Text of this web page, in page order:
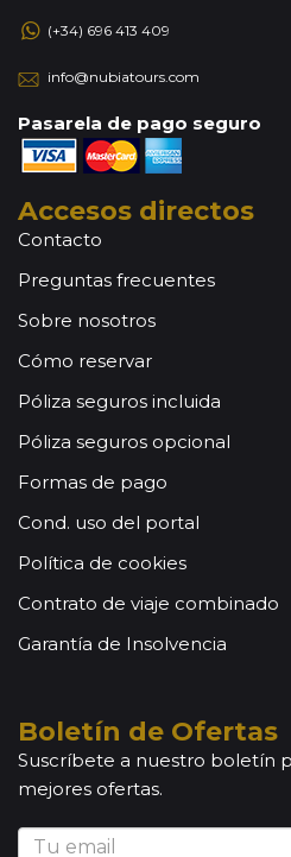
(+34) 696 413 409
info@nubiatours.com
Pasarela de pago seguro
Accesos directos
Contacto
Preguntas frecuentes
Sobre nosotros
Cómo reservar
Póliza seguros incluida
Póliza seguros opcional
Formas de pago
Cond. uso del portal
Política de cookies
Contrato de viaje combinado
Garantía de Insolvencia
Boletín de Ofertas
Suscríbete a nuestro boletín
mejores ofertas.